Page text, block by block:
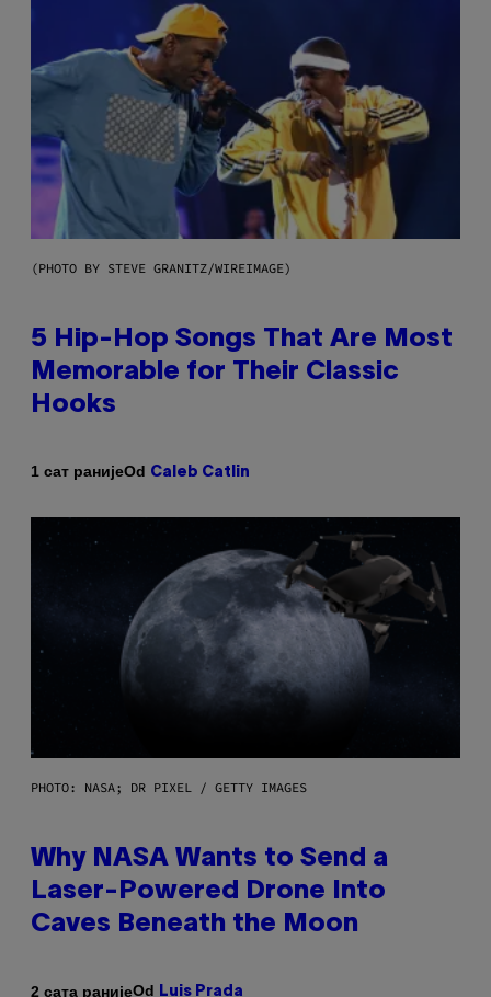
(PHOTO BY STEVE GRANITZ/WIREIMAGE)
5 Hip-Hop Songs That Are Most
Memorable for Their Classic
Hooks
1 сат ранијеOd Caleb Catlin
PHOTO: NASA; DR PIXEL / GETTY IMAGES
Why NASA Wants to Send a
Laser-Powered Drone Into
Caves Beneath the Moon
2 сата ранијеOd Luis Prada